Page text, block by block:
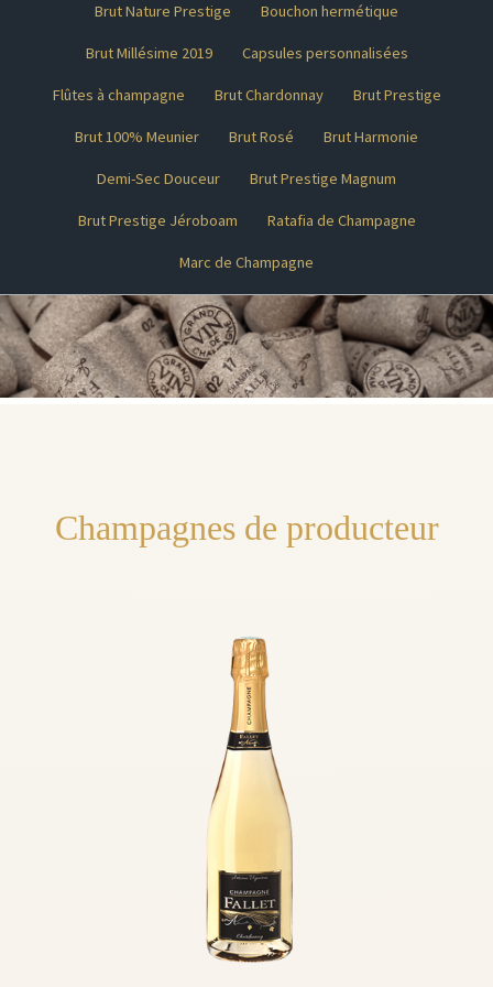
Brut Nature Prestige Bouchon hermétique
Brut Millésime 2019 Capsules personnalisées
Flûtes à champagne Brut Chardonnay Brut Prestige
Brut 100% Meunier Brut Rosé Brut Harmonie
Demi-Sec Douceur Brut Prestige Magnum
Brut Prestige Jéroboam Ratafia de Champagne
Marc de Champagne
Champagnes de producteur